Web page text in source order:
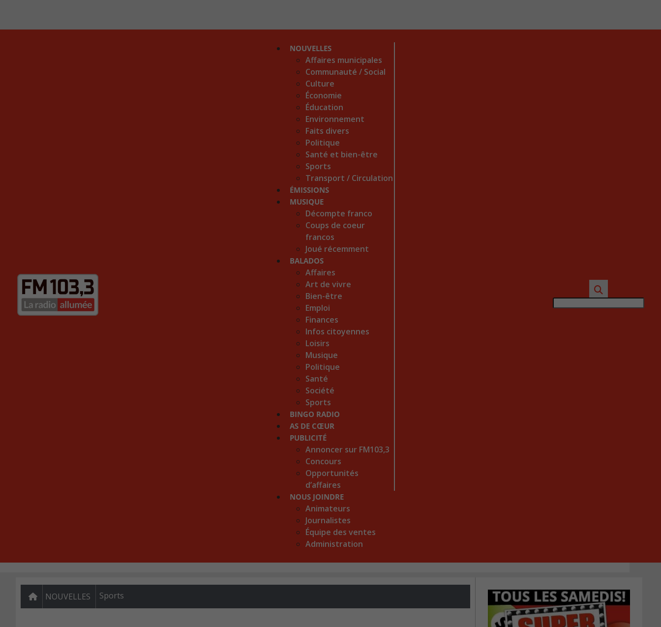
NOUVELLES
Affaires municipales
Communauté / Social
Culture
Économie
Éducation
Environnement
Faits divers
Politique
Santé et bien-être
Sports
Transport / Circulation
ÉMISSIONS
MUSIQUE
Décompte franco
Coups de coeur
francos
Joué récemment
BALADOS
Affaires
Art de vivre
Bien-être
Emploi
Finances
Infos citoyennes
Loisirs
Musique
Politique
Santé
Société
Sports
BINGO RADIO
AS DE CŒUR
PUBLICITÉ
Annoncer sur FM103,3
Concours
Opportunités
d’affaires
NOUS JOINDRE
Animateurs
Journalistes
Équipe des ventes
Administration
NOUVELLES Sports